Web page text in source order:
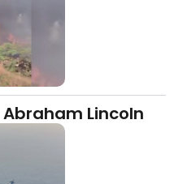
Lincoln